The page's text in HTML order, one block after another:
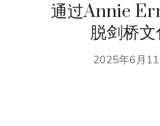
通过Annie
脱剑桥
2025年6月11